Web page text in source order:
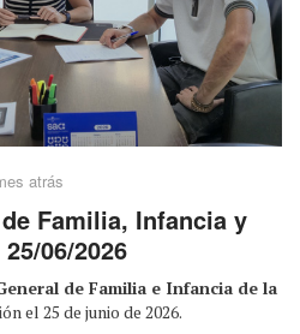
atrás
Familia, Infancia y
06/2026
de Familia e Infancia de la
el 25 de junio de 2026.